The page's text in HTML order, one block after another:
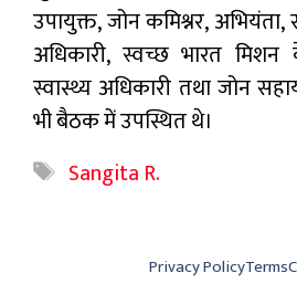
उपायुक्त, जोन कमिश्नर, अभियंता,
अधिकारी, स्वच्छ भारत मिशन
स्वास्थ्य अधिकारी तथा जोन
भी बैठक में उपस्थित थे।
Tags
Sangita R.
Privacy PolicyTerms